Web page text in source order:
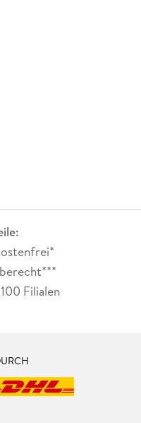
Filialen